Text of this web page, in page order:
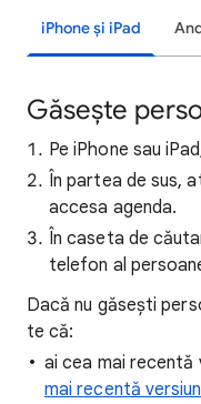
iPhone și iPad
Găsește
Pe iPhone sau
În partea de sus,
accesa agenda.
În caseta de
telefon al
Dacă nu găsești
te că:
ai cea mai recentă
mai recentă